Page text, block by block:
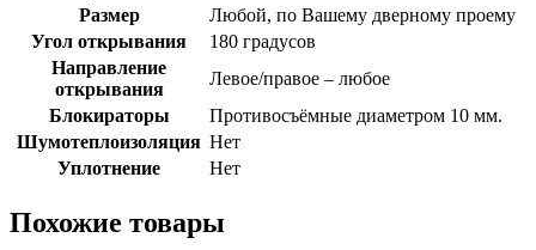
Размер
Любой, по Вашему дверному проему
Угол открывания
180 градусов
Направление
открывания
Левое/правое – любое
Блокираторы
Противосъёмные диаметром 10 мм.
Шумотеплоизоляция Нет
Уплотнение
Нет
Похожие товары